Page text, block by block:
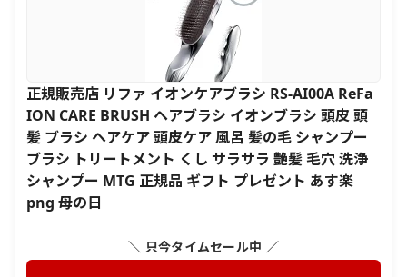
正規販売店 リファ イオンケアブラシ RS-AI00A ReFa
ION CARE BRUSH ヘアブラシ イオンブラシ 頭皮 頭
髪 ブラシ ヘアケア 頭皮ケア 風呂 髪の毛 シャンプー
ブラシ トリートメント くし サラサラ 艶髪 毛穴 洗浄
シャンプー MTG 正規品 ギフト プレゼント あす楽
png 母の日
＼ 只今タイムセール中 ／